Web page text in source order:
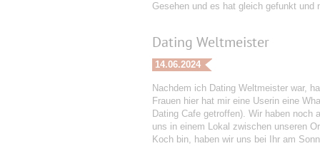
Gesehen und es hat gleich gefunkt und
Dating Weltmeister
14.06.2024
Nachdem ich Dating Weltmeister war,
Frauen hier hat mir eine Userin eine
Dating Cafe getroffen). Wir haben noch
uns in einem Lokal zwischen unseren
Koch bin, haben wir uns bei Ihr am